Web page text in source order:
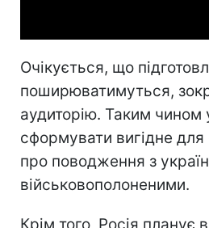
Очікується, що
поширюватимуться,
аудиторію. Таким чином
сформувати вигідне
про поводження з
військовополоненими.
Крім того, Росія планує